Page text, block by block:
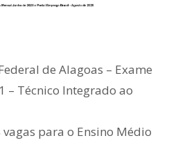
de Alagoas – Exame
– Técnico Integrado ao
para o Ensino Médio